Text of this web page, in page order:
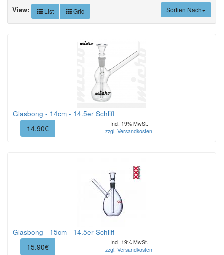
Sortien Nach
View: List Grid
Glasbong - 14cm - 14.5er Schliff
14.90€
Incl. 19% MwSt.
zzgl. Versandkosten
Glasbong - 15cm - 14.5er Schliff
15.90€
Incl. 19% MwSt.
zzgl. Versandkosten